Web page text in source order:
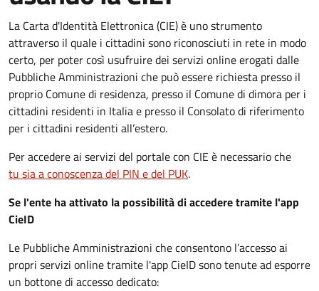
La Carta d'Identità Elettronica (CIE) è uno strumento
attraverso il quale i cittadini sono riconosciuti in rete in modo
certo, per poter così usufruire dei servizi online erogati dalle
Pubbliche Amministrazioni che può essere richiesta presso il
proprio Comune di residenza, presso il Comune di dimora per i
cittadini residenti in Italia e presso il Consolato di riferimento
per i cittadini residenti all’estero.
Per accedere ai servizi del portale con CIE è necessario che
tu sia a conoscenza del PIN e del PUK.
Se l'ente ha attivato la possibilità di accedere tramite l'app
CieID
Le Pubbliche Amministrazioni che consentono l’accesso ai
propri servizi online tramite l'app CieID sono tenute ad esporre
un bottone di accesso dedicato: